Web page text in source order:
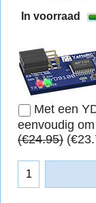
In voorraad
Met een
eenvoudig
(€24.95) (